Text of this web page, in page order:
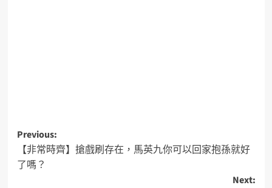
Previous:
【非常時齊】搶戲刷存在，馬英九你可以回家抱孫就好
了嗎？
Next: